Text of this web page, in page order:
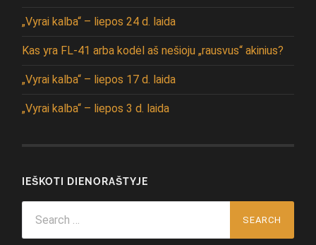
„Vyrai kalba“ – liepos 24 d. laida
Kas yra FL-41 arba kodėl aš nešioju „rausvus“ akinius?
„Vyrai kalba“ – liepos 17 d. laida
„Vyrai kalba“ – liepos 3 d. laida
IEŠKOTI DIENORAŠTYJE
for: